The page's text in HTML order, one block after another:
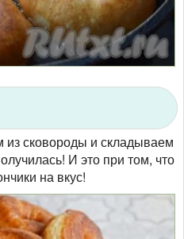
сковороды и складываем
И это при том, что
на вкус!